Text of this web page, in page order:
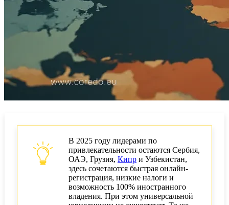
В 2025 году лидерами по
привлекательности остаются Сербия,
ОАЭ, Грузия, Кипр и Узбекистан,
здесь сочетаются быстрая онлайн-
регистрация, низкие налоги и
возможность 100% иностранного
владения. При этом универсальной